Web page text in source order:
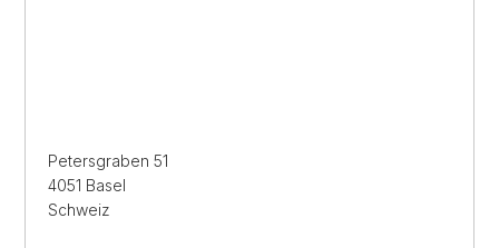
Petersgraben 51
4051 Basel
Schweiz